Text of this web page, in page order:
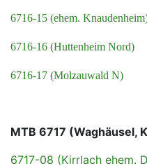
6716-15 (ehem.
6716-16 (Huttenheim Nord)
6716-17 (Molzauwald N)
MTB 6717 (Waghäusel,
6717-08 (Kirrlach ehem.